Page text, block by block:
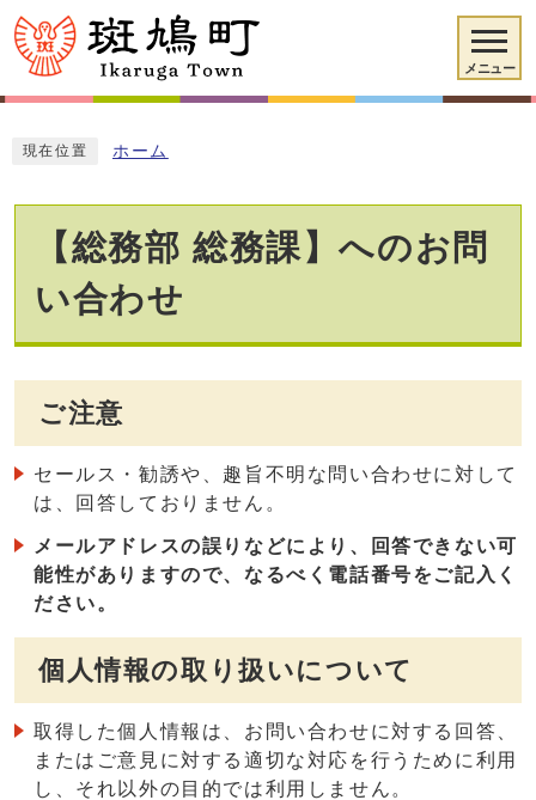
メニュー
現在位置 ホーム
【総務部 総務課】へのお問
い合わせ
ご注意
セールス・勧誘や、趣旨不明な問い合わせに対して
は、回答しておりません。
メールアドレスの誤りなどにより、回答できない可
能性がありますので、なるべく電話番号をご記入く
ださい。
個人情報の取り扱いについて
取得した個人情報は、お問い合わせに対する回答、
またはご意見に対する適切な対応を行うために利用
し、それ以外の目的では利用しません。